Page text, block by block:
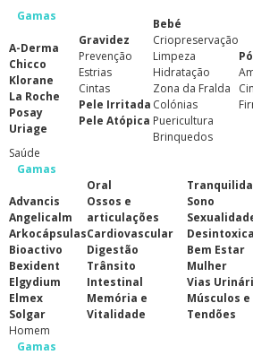
Gamas
A-Derma
Chicco
Klorane
La Roche
Posay
Uriage
Gravidez
Prevenção
Estrias
Cintas
Pele Irritada
Pele Atópica
Bebé
Criopreservação
Limpeza
Hidratação
Zona da Fralda
Colónias
Puericultura
Brinquedos
Saúde
Gamas
Advancis
Angelicalm
Arkocápsulas
Bioactivo
Bexident
Elgydium
Elmex
Solgar
Oral
Ossos e
articulações
Cardiovascular
Digestão
Trânsito
Intestinal
Memória e
Vitalidade
Sono
Bem Estar
Mulher
Vias
Músculos e
Tendões
Homem
Gamas